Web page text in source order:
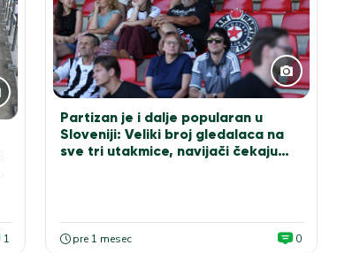
1
Partizan je i dalje popularan u
Sloveniji: Veliki broj gledalaca na
sve tri utakmice, navijači čekaju
pre 1 mesec 0